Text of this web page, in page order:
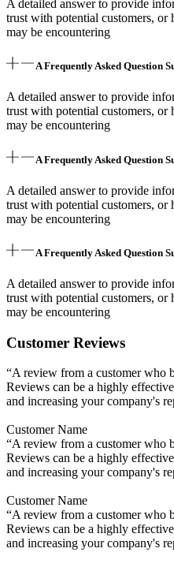
A detailed answer to provide
trust with potential customers,
may be encountering
A Frequently Asked Question
A detailed answer to provide
trust with potential customers,
may be encountering
A Frequently Asked Question
A detailed answer to provide
trust with potential customers,
may be encountering
A Frequently Asked Question
A detailed answer to provide
trust with potential customers,
may be encountering
Customer Reviews
“A review from a customer who
Reviews can be a highly
and increasing your company's
Customer Name
“A review from a customer who
Reviews can be a highly
and increasing your company's
Customer Name
“A review from a customer who
Reviews can be a highly
and increasing your company's